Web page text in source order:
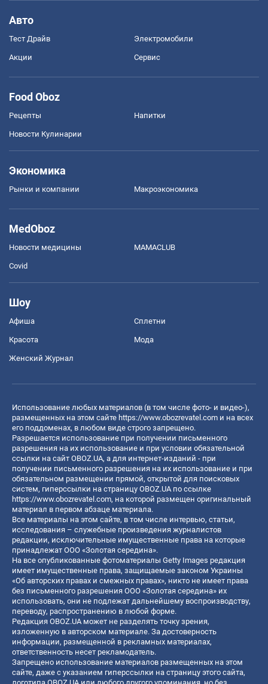
Авто
Тест Драйв Электромобили
Акции Сервис
Food Oboz
Рецепты Напитки
Новости Кулинарии
Экономика
Рынки и компании Mакроэкономика
MedOboz
Новости медицины MAMACLUB
Covid
Шоу
Афиша Сплетни
Красота Мода
Женский Журнал
Использование любых материалов (в том числе фото- и видео-),
размещенных на этом сайте https://www.obozrevatel.com и на всех
его поддоменах, в любом виде строго запрещено.
Разрешается использование при получении письменного
разрешения на их использование и при условии обязательной
ссылки на сайт OBOZ.UA, а для интернет-изданий - при
получении письменного разрешения на их использование и при
обязательном размещении прямой, открытой для поисковых
систем, гиперссылки на страницу OBOZ.UA по ссылке
https://www.obozrevatel.com, на которой размещен оригинальный
материал в первом абзаце материала.
Все материалы на этом сайте, в том числе интервью, статьи,
исследования – служебные произведения журналистов
редакции, исключительные имущественные права на которые
принадлежат ООО «Золотая середина».
На все опубликованные фотоматериалы Getty Images редакция
имеет имущественные права, защищаемые законом Украины
«Об авторских правах и смежных правах», никто не имеет права
без письменного разрешения ООО «Золотая середина» их
использовать, они не подлежат дальнейшему воспроизводству,
переводу, распространению в любой форме.
Редакция OBOZ.UA может не разделять точку зрения,
изложенную в авторском материале. За достоверность
информации, размещенной в рекламных материалах,
ответственность несет рекламодатель.
Запрещено использование материалов размещенных на этом
сайте, даже с указанием гиперссылки на страницу этого сайта,